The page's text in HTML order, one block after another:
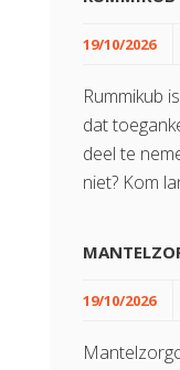
19/10/2026
Rummikub
dat
deel te
niet? Kom
19/10/2026